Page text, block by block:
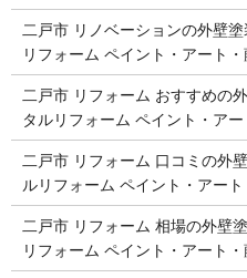
二戸市 リノベーションの外壁
リフォーム ペイント・アート
二戸市 リフォーム おすすめの
タルリフォーム ペイント・ア
二戸市 リフォーム 口コミの外
ルリフォーム ペイント・アー
二戸市 リフォーム 相場の外壁
リフォーム ペイント・アート